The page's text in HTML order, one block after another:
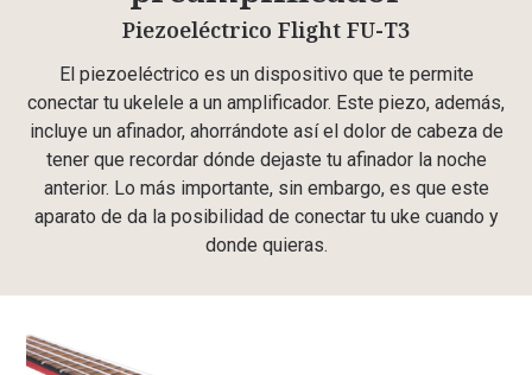
Piezoeléctrico Flight FU-T3
El piezoeléctrico es un dispositivo que te permite
conectar tu ukelele a un amplificador. Este piezo, además,
incluye un afinador, ahorrándote así el dolor de cabeza de
tener que recordar dónde dejaste tu afinador la noche
anterior. Lo más importante, sin embargo, es que este
aparato de da la posibilidad de conectar tu uke cuando y
donde quieras.